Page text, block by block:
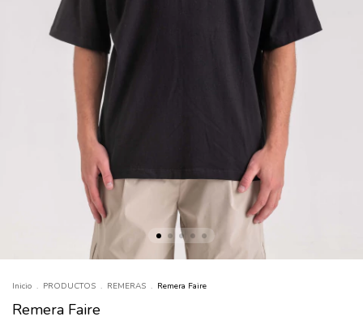
Inicio . PRODUCTOS . REMERAS . Remera Faire
Remera Faire